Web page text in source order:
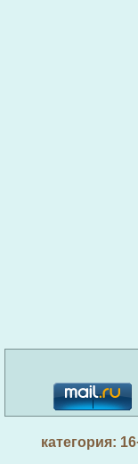
категория: